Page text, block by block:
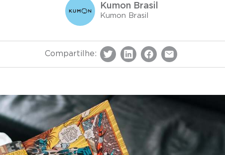
Kumon Brasil
Kumon Brasil
Compartilhe: